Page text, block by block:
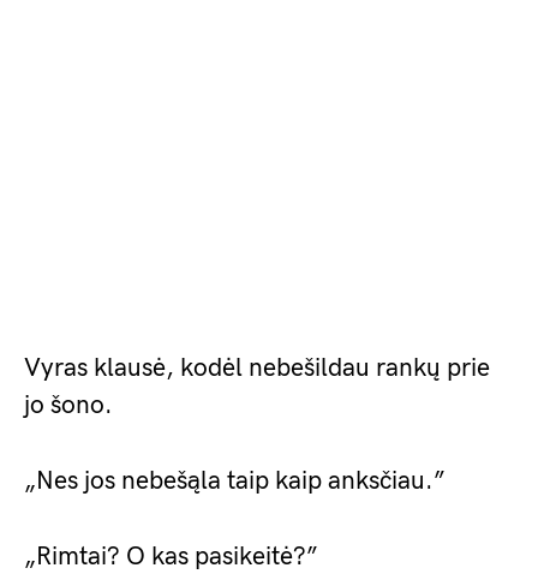
Vyras klausė, kodėl nebešildau rankų prie
jo šono.
„Nes jos nebešąla taip kaip anksčiau.”
„Rimtai? O kas pasikeitė?”